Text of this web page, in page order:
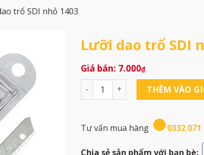
trổ SDI nhỏ 1403
Lưỡi dao trổ SDI
7.000₫
Lưỡi dao trổ SDI nhỏ 1403 số
THÊM VÀO
Tư vấn mua hàng 0332 071
Chia sẻ sản phẩm với bạn bè: